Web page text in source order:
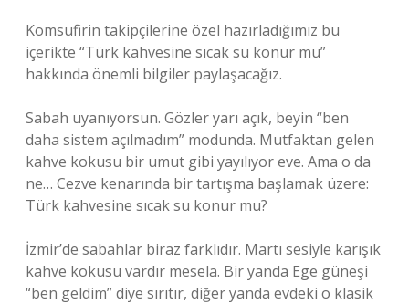
Komsufirin takipçilerine özel hazırladığımız bu
içerikte “Türk kahvesine sıcak su konur mu”
hakkında önemli bilgiler paylaşacağız.
Sabah uyanıyorsun. Gözler yarı açık, beyin “ben
daha sistem açılmadım” modunda. Mutfaktan gelen
kahve kokusu bir umut gibi yayılıyor eve. Ama o da
ne… Cezve kenarında bir tartışma başlamak üzere:
Türk kahvesine sıcak su konur mu?
İzmir’de sabahlar biraz farklıdır. Martı sesiyle karışık
kahve kokusu vardır mesela. Bir yanda Ege güneşi
“ben geldim” diye sırıtır, diğer yanda evdeki o klasik